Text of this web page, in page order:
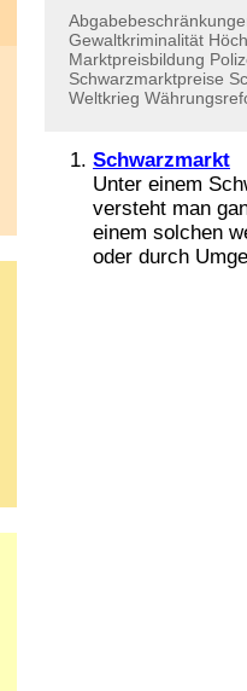
Gewaltkriminalität
Marktpreisbildung
Schwarzmarktpreise
Weltkrieg
Schwarzmarkt
Unter einem
versteht man
einem solchen
oder durch